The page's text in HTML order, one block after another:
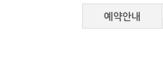
예약안내